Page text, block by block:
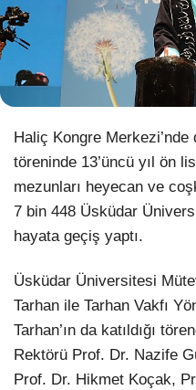
Haliç Kongre Merkezi’nde
töreninde 13’üncü yıl ön
mezunları heyecan ve
7 bin 448 Üsküdar
hayata geçiş yaptı.
Üsküdar Üniversitesi
Tarhan ile Tarhan Vakfı
Tarhan’ın da katıldığı
Rektörü Prof. Dr. Nazife
Prof. Dr. Hikmet Koçak,